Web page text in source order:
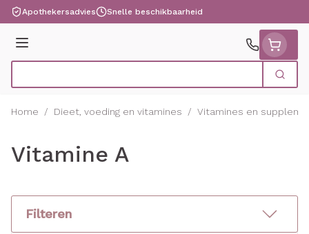
Ga naar de inhoud
Apothekersadvies Snelle beschikbaarheid
Menu
Zoek
Home / Dieet, voeding en vitamines / Vitamines en
Vitamine A
Filteren